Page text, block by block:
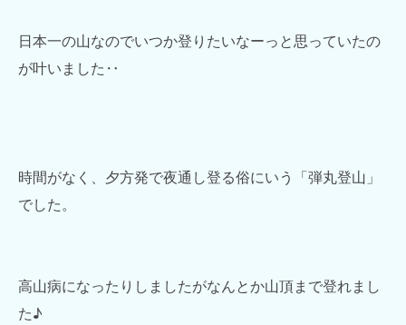
日本一の山なのでいつか登りたいなーっと思っていたの
が叶いました‥
時間がなく、夕方発で夜通し登る俗にいう「弾丸登山」
でした。
高山病になったりしましたがなんとか山頂まで登れまし
た♪